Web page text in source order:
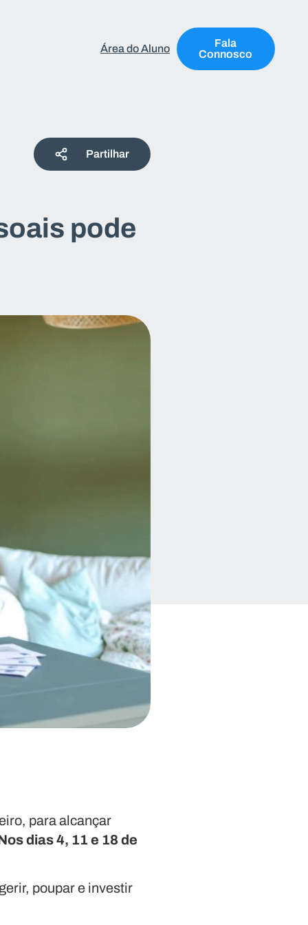
Área do Aluno
Fala
Connosco
Partilhar
pode
para alcançar
dias 4, 11 e 18 de
poupar e investir